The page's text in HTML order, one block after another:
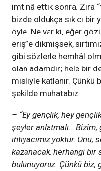
imtinâ ettik sonra. Zira
bizde oldukça sıkıcı bir
öyle. Ne var ki, eğer
eriş”e dikmişsek,
gibi sözlerle hemhâl
olan adamdır; hele bir
misliyle katlanır. Çünkü
şekilde muhatabız:
– “Ey gençlik, hey
şeyler anlatmalı… Bizim,
ihtiyacımız yoktur. Onu,
kazanacak, herhangi bir
bulunuyoruz. Çünkü biz,